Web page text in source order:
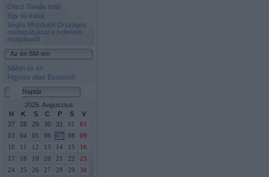
Olasz Tamás fotói
Egy fiú írása
Segíts Mozdulni! Országos
médiapályázat a sclerosis
multiplexről
Az én SM-em
SiMon és én
Figyusz alias Észbontó
Naptár
2026. Augusztus
H
K S C P S
V
27
28 29 30 31 01
02
03
04 05 06 07 08
09
10
11 12 13 14 15
16
17
18 19 20 21 22
23
24
25 26 27 28 29
30